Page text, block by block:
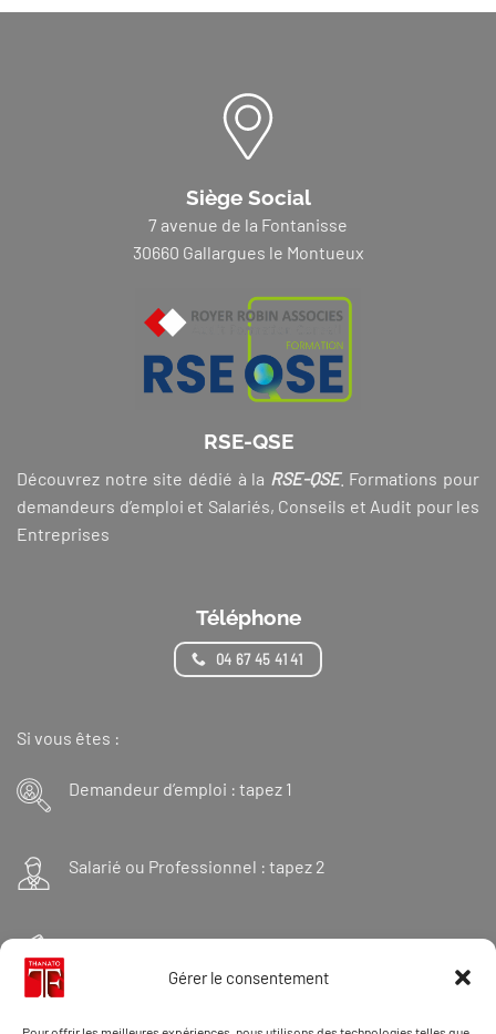
Gérer le consentement
Siège Social
7 avenue de la Fontanisse
30660 Gallargues le Montueux
RSE-QSE
Découvrez notre site dédié à la RSE-QSE. Formations pour
demandeurs d’emploi et Salariés, Conseils et Audit pour les
Entreprises
Téléphone
04 67 45 41 41
Si vous êtes :
Demandeur d’emploi : tapez 1
Salarié ou Professionnel : tapez 2
Financeur : tapez 3
Et « 98 » pour une formation Thanatopraxie